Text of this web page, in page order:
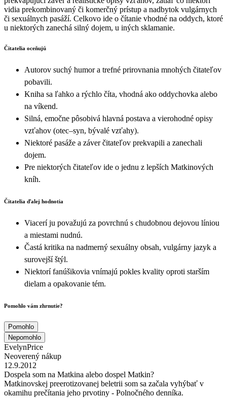
vidia prekombinovaný či komerčný prístup a nadbytok vulgárnych
či sexuálnych pasáží. Celkovo ide o čítanie vhodné na oddych, ktoré
u niektorých zanechá silný dojem, u iných sklamanie.
Čitatelia oceňujú
Autorov suchý humor a trefné prirovnania mnohých čitateľov
pobavili.
Kniha sa ľahko a rýchlo číta, vhodná ako oddychovka alebo
na víkend.
Silná, emočne pôsobivá hlavná postava a vierohodné opisy
vzťahov (otec–syn, bývalé vzťahy).
Niektoré pasáže a záver čitateľov prekvapili a zanechali
dojem.
Pre niektorých čitateľov ide o jednu z lepších Matkinových
kníh.
Čitatelia ďalej hodnotia
Viacerí ju považujú za povrchnú s chudobnou dejovou líniou
a miestami nudnú.
Častá kritika na nadmerný sexuálny obsah, vulgárny jazyk a
surovejší štýl.
Niektorí fanúšikovia vnímajú pokles kvality oproti starším
dielam a opakovanie tém.
Pomohlo vám zhrnutie?
Pomohlo
Nepomohlo
EvelynPrice
Neoverený nákup
12.9.2012
Dospela som na Matkina alebo dospel Matkin?
Matkinovskej preerotizovanej beletrii som sa začala vyhýbať v
okamihu prečítania jeho prvotiny - Polnočného denníka.